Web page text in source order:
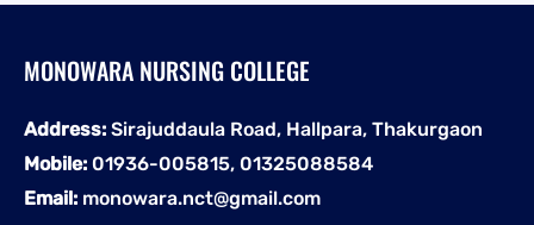
MONOWARA NURSING COLLEGE
Address: Sirajuddaula Road, Hallpara, Thakurgaon
Mobile: 01936-005815, 01325088584
Email: monowara.nct@gmail.com